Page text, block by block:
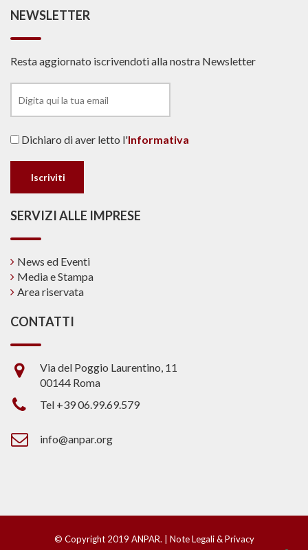
NEWSLETTER
Resta aggiornato iscrivendoti alla nostra Newsletter
Dichiaro di aver letto l'Informativa
SERVIZI ALLE IMPRESE
News ed Eventi
Media e Stampa
Area riservata
CONTATTI
Via del Poggio Laurentino, 11
00144 Roma
Tel +39 06.99.69.579
info@anpar.org
© Copyright 2019 ANPAR. | Note Legali & Privacy